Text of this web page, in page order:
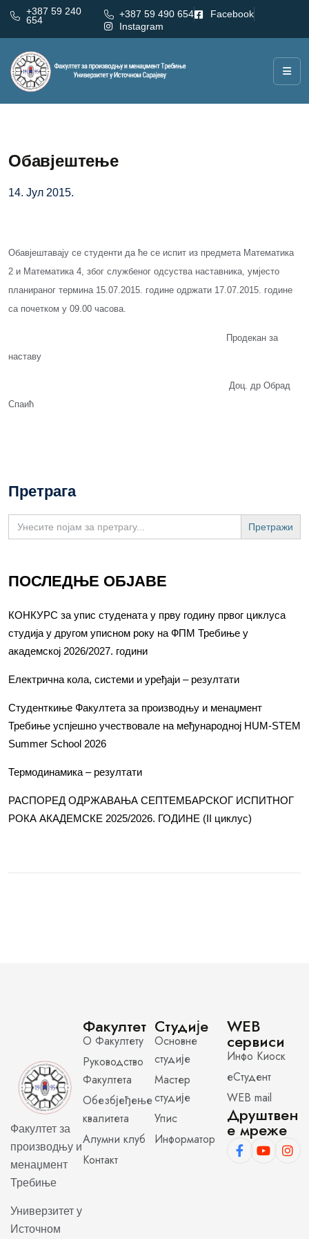
+387 59 240
654
+387 59 490 654
Facebook
Instagram
Обавјештење
14. Јул 2015.
Обавјештавају се студенти да ће се испит из предмета Математика
2 и Математика 4, због службеног одсуства наставника, умјесто
планираног термина 15.07.2015. године одржати 17.07.2015. године
са почетком у 09.00 часова.
Продекан за
наставу
Доц. др Обрад
Спаић
Претрага
Search
for:
ПОСЛЕДЊЕ ОБЈАВЕ
КОНКУРС за упис студената у прву годину првог циклуса
студија у другом уписном року на ФПМ Требиње у
академској 2026/2027. години
Електрична кола, системи и уређаји – резултати
Студенткиње Факултета за производњу и менаџмент
Требиње успјешно учествовале на међународној HUM-STEM
Summer School 2026
Термодинамика – резултати
РАСПОРЕД ОДРЖАВАЊА СЕПТЕМБАРСКОГ ИСПИТНОГ
РОКА АКАДЕМСКЕ 2025/2026. ГОДИНЕ (II циклус)
Факултет за
производњу и
менаџмент
Требиње
Универзитет у
Источном
Факултет
О Факултету
Руководство
Факултета
Обезбјеђење
квалитета
Алумни клуб
Контакт
Студије
Основне
студије
Мастер
студије
Упис
Информатор
WEB
сервиси
Инфо Киоск
еСтудент
WEB mail
Друштвен
е мреже